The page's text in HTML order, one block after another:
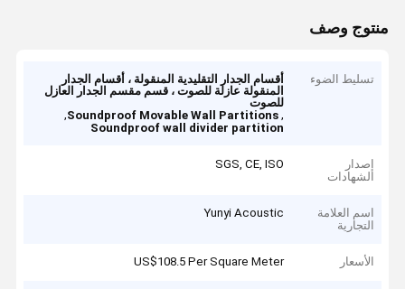
منتوج وصف
تسليط الضوء
أقسام الجدار التقليدية المنقولة ، أقسام الجدار
المنقولة عازلة للصوت ، قسم مقسم الجدار العازل
للصوت
,
Soundproof Movable Wall Partitions
,
Soundproof wall divider partition
إصدار
الشهادات
SGS, CE, ISO
اسم العلامة
التجارية
Yunyi Acoustic
الأسعار US$108.5 Per Square Meter